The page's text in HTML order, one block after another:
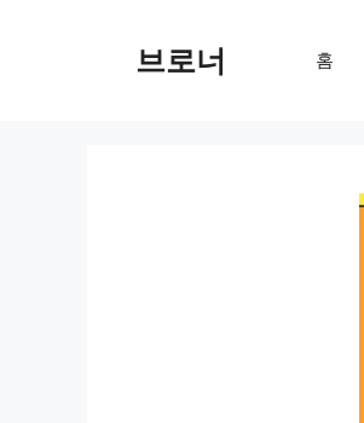
브로너 홈